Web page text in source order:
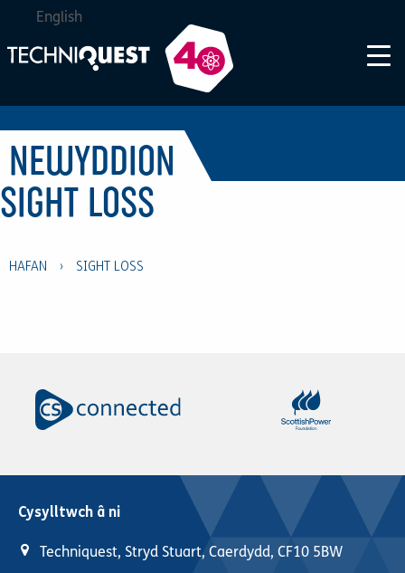
NEWYDDION
English
SIGHT LOSS
HAFAN › SIGHT LOSS
Cysylltwch â ni
Techniquest, Stryd Stuart, Caerdydd, CF10 5BW